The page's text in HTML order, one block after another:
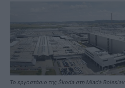
Το εργοστάσιο της Škoda στη Mladá Boleslav